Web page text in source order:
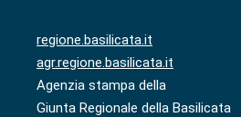
regione.basilicata.it
agr.regione.basilicata.it
Agenzia stampa della
Giunta Regionale della Basilicata